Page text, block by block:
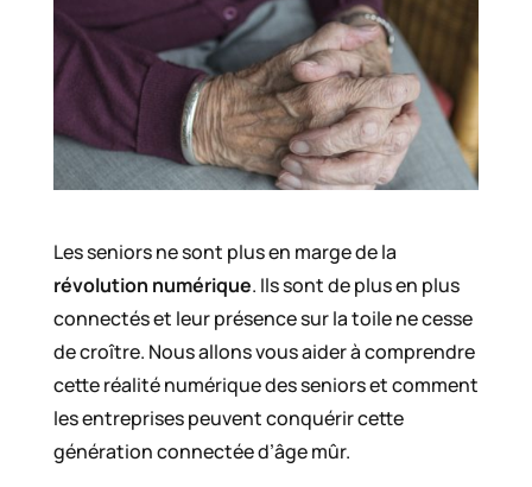
Les seniors ne sont plus en marge de la
révolution numérique. Ils sont de plus en plus
connectés et leur présence sur la toile ne cesse
de croître. Nous allons vous aider à comprendre
cette réalité numérique des seniors et comment
les entreprises peuvent conquérir cette
génération connectée d’âge mûr.